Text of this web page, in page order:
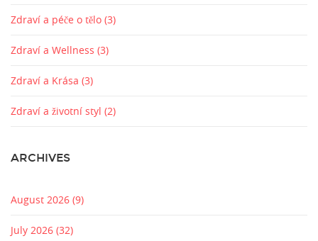
Zdraví a péče o tělo (3)
Zdraví a Wellness (3)
Zdraví a Krása (3)
Zdraví a životní styl (2)
ARCHIVES
August 2026 (9)
July 2026 (32)